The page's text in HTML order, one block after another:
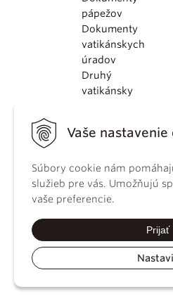
Vaše nastavenie
Súbory cookie nám
služieb pre vás. Umožňujú
vaše preferencie.
Prijať
pápežov
Dokumenty
vatikánskych
úradov
Druhý
vatikánsky
KBS
kánonického
práva
Katechizmus